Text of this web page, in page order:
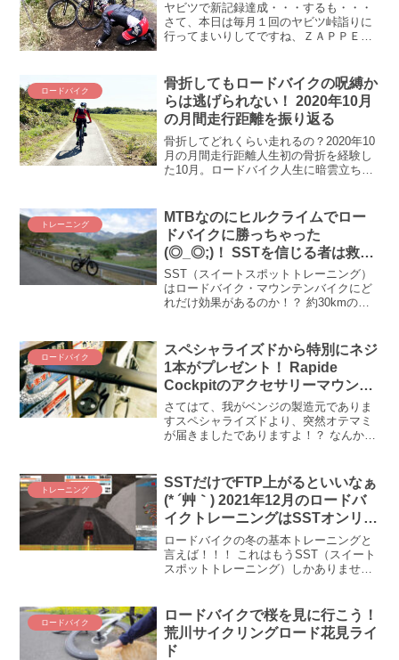
ヤビツで新記録達成・・・するも・・・
さて、本日は毎月１回のヤビツ峠詣りに
行ってまいりしてですね、ＺＡＰＰＥＩ
尽くしだったのです。ところが、ところ
が、頭真っ白になるくらい...
ロードバイク
骨折してもロードバイクの呪縛か
らは逃げられない！ 2020年10月
の月間走行距離を振り返る
骨折してどれくらい走れるの？2020年10
月の月間走行距離人生初の骨折を経験し
た10月。ロードバイク人生に暗雲立ち込
走行距離”の呪縛から自らを解き放て！ と
いう...
トレーニング
MTBなのにヒルクライムでロー
ドバイクに勝っちゃった
(◎_◎;)！ SSTを信じる者は救わ
れる…かもしれない
SST（スイートスポットトレーニング）
はロードバイク・マウンテンバイクにど
れだけ効果があるのか！？ 約30kmの長
SST70分走の効果を検証してきました。
ロードバイク
スペシャライズドから特別にネジ
1本がプレゼント！ Rapide
Cockpitのアクセサリーマウント
のネジを交換してくれとのお便り
です
さてはて、我がベンジの製造元でありま
すスペシャライズドより、突然オテマミ
が届きましたでありますよ！？ なんか抽
Rapide Cockpitのボルトでありました。
おおぅ、サイコンマウントの付け根部
分、弱そうだものね。「ネジ交換しま
す」というお知らせでありました。
トレーニング
SSTだけでFTP上がるといいなぁ
(* ´艸｀) 2021年12月のロードバ
イクトレーニングはSSTオンリー
（しかできない）
ロードバイクの冬の基本トレーニングと
言えば！！！ これはもうSST（スイート
スポットトレーニング）しかありませ
やっぱり押さえておきたいSST。そんな
冬の風物詩なロードバイク・トレーニン
グに、2021年の12月も取り組みます。
ロードバイク
ロードバイクで桜を見に行こう！
荒川サイクリングロード花見ライ
ド